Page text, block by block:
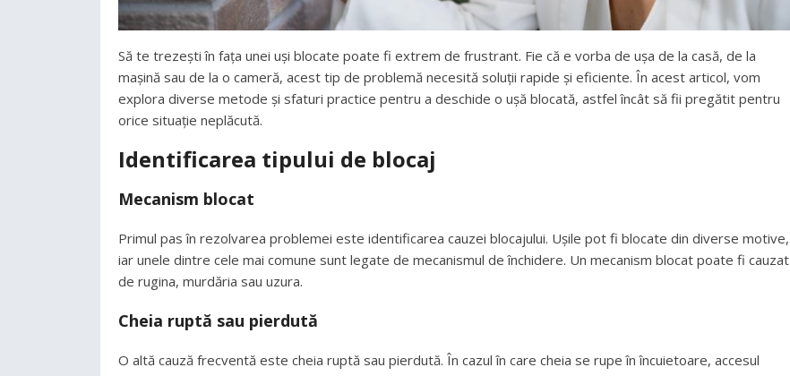
Să te trezești în fața unei uși blocate poate fi extrem de frustrant. Fie că e vorba de ușa de la casă, de la
mașină sau de la o cameră, acest tip de problemă necesită soluții rapide și eficiente. În acest articol, vom
explora diverse metode și sfaturi practice pentru a deschide o ușă blocată, astfel încât să fii pregătit pentru
orice situație neplăcută.
Identificarea tipului de blocaj
Mecanism blocat
Primul pas în rezolvarea problemei este identificarea cauzei blocajului. Ușile pot fi blocate din diverse motive,
iar unele dintre cele mai comune sunt legate de mecanismul de închidere. Un mecanism blocat poate fi cauzat
de rugina, murdăria sau uzura.
Cheia ruptă sau pierdută
O altă cauză frecventă este cheia ruptă sau pierdută. În cazul în care cheia se rupe în încuietoare, accesul